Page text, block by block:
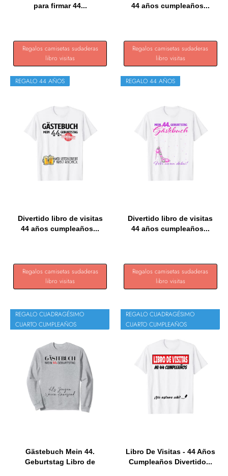
para firmar 44...
Regalos camisetas sudaderas
libro visitas
44 años cumpleaños...
Regalos camisetas sudaderas
libro visitas
REGALO 44 AÑOS
Divertido libro de visitas
44 años cumpleaños...
Regalos camisetas sudaderas
libro visitas
REGALO 44 AÑOS
Divertido libro de visitas
44 años cumpleaños...
Regalos camisetas sudaderas
libro visitas
REGALO CUADRAGÉSIMO
CUARTO CUMPLEAÑOS
Gästebuch Mein 44.
Geburtstag Libro de
REGALO CUADRAGÉSIMO
CUARTO CUMPLEAÑOS
Libro De Visitas - 44 Años
Cumpleaños Divertido...